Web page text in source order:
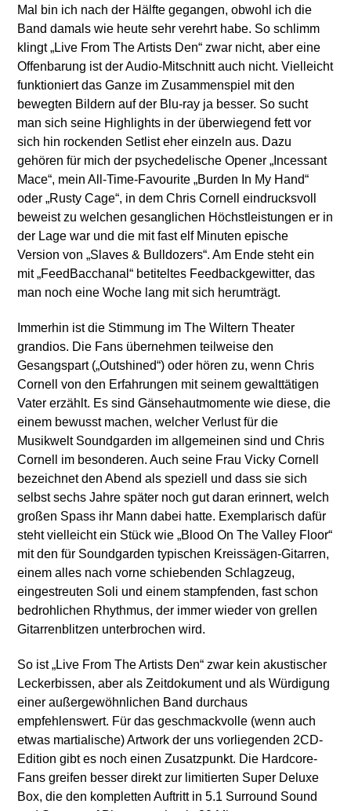
Mal bin ich nach der Hälfte gegangen, obwohl ich die
Band damals wie heute sehr verehrt habe. So schlimm
klingt „Live From The Artists Den“ zwar nicht, aber eine
Offenbarung ist der Audio-Mitschnitt auch nicht. Vielleicht
funktioniert das Ganze im Zusammenspiel mit den
bewegten Bildern auf der Blu-ray ja besser. So sucht
man sich seine Highlights in der überwiegend fett vor
sich hin rockenden Setlist eher einzeln aus. Dazu
gehören für mich der psychedelische Opener „Incessant
Mace“, mein All-Time-Favourite „Burden In My Hand“
oder „Rusty Cage“, in dem Chris Cornell eindrucksvoll
beweist zu welchen gesanglichen Höchstleistungen er in
der Lage war und die mit fast elf Minuten epische
Version von „Slaves & Bulldozers“. Am Ende steht ein
mit „FeedBacchanal“ betiteltes Feedbackgewitter, das
man noch eine Woche lang mit sich herumträgt.
Immerhin ist die Stimmung im The Wiltern Theater
grandios. Die Fans übernehmen teilweise den
Gesangspart („Outshined“) oder hören zu, wenn Chris
Cornell von den Erfahrungen mit seinem gewalttätigen
Vater erzählt. Es sind Gänsehautmomente wie diese, die
einem bewusst machen, welcher Verlust für die
Musikwelt Soundgarden im allgemeinen sind und Chris
Cornell im besonderen. Auch seine Frau Vicky Cornell
bezeichnet den Abend als speziell und dass sie sich
selbst sechs Jahre später noch gut daran erinnert, welch
großen Spass ihr Mann dabei hatte. Exemplarisch dafür
steht vielleicht ein Stück wie „Blood On The Valley Floor“
mit den für Soundgarden typischen Kreissägen-Gitarren,
einem alles nach vorne schiebenden Schlagzeug,
eingestreuten Soli und einem stampfenden, fast schon
bedrohlichen Rhythmus, der immer wieder von grellen
Gitarrenblitzen unterbrochen wird.
So ist „Live From The Artists Den“ zwar kein akustischer
Leckerbissen, aber als Zeitdokument und als Würdigung
einer außergewöhnlichen Band durchaus
empfehlenswert. Für das geschmackvolle (wenn auch
etwas martialische) Artwork der uns vorliegenden 2CD-
Edition gibt es noch einen Zusatzpunkt. Die Hardcore-
Fans greifen besser direkt zur limitierten Super Deluxe
Box, die den kompletten Auftritt in 5.1 Surround Sound